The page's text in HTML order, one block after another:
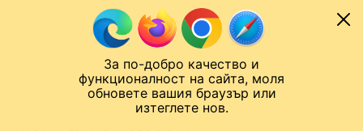
За по-добро качество и
функционалност на сайта, моля
обновете вашия браузър или
изтеглете нов.
Към съдържанието
Лига на Конференциите
СТАТИСТИКИ